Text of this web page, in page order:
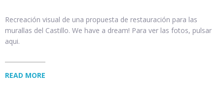
Recreación visual de una propuesta de restauración para las
murallas del Castillo. We have a dream! Para ver las fotos, pulsar
aqui.
READ MORE